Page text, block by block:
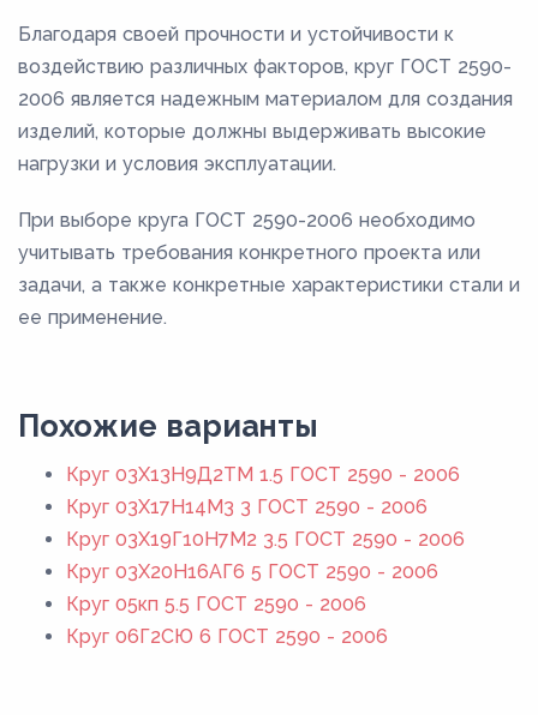
Благодаря своей прочности и устойчивости к
воздействию различных факторов, круг ГОСТ 2590-
2006 является надежным материалом для создания
изделий, которые должны выдерживать высокие
нагрузки и условия эксплуатации.
При выборе круга ГОСТ 2590-2006 необходимо
учитывать требования конкретного проекта или
задачи, а также конкретные характеристики стали и
ее применение.
Похожие варианты
Круг 03Х13Н9Д2ТМ 1.5 ГОСТ 2590 - 2006
Круг 03Х17Н14М3 3 ГОСТ 2590 - 2006
Круг 03Х19Г10Н7М2 3.5 ГОСТ 2590 - 2006
Круг 03Х20Н16АГ6 5 ГОСТ 2590 - 2006
Круг 05кп 5.5 ГОСТ 2590 - 2006
Круг 06Г2СЮ 6 ГОСТ 2590 - 2006